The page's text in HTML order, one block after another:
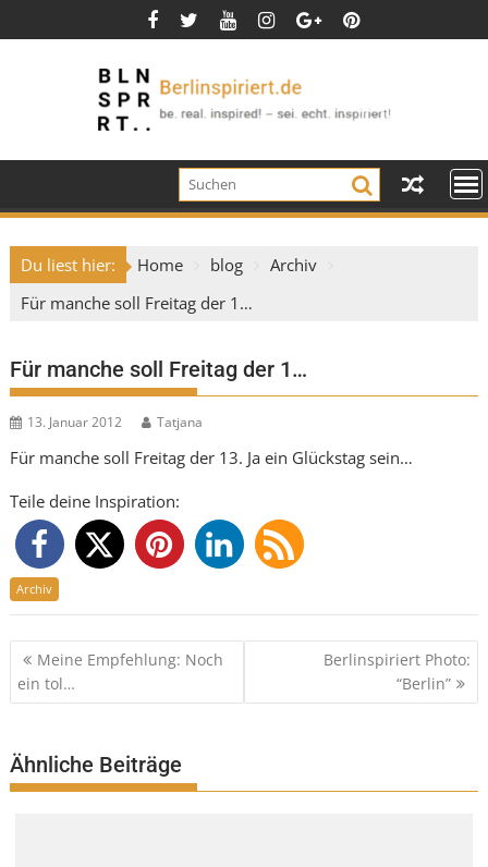
to
Du liest hier: Home blog
Archiv
Für manche soll Freitag der 1…
Für manche soll Freitag der 1…
13. Januar 2012 Tatjana
Für manche soll Freitag der 13. Ja ein Glückstag sein…
Teile deine Inspiration:
Archiv
Beitragsnavigation
Meine Empfehlung: Noch
ein tol…
Berlinspiriert Photo:
“Berlin”
Ähnliche Beiträge